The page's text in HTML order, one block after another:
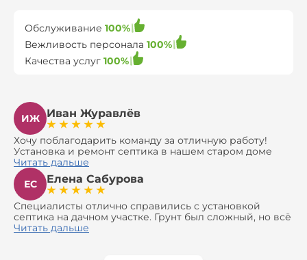
Обслуживание 100%
Вежливость персонала 100%
Качества услуг 100%
ИЖ Иван Журавлёв
Хочу поблагодарить команду за отличную работу!
Установка и ремонт септика в нашем старом доме
оказались сложной задачей, но ребята справились на
все 100%. Всё сделали аккуратно и профессионально.
Давали полезные рекомендации, не пытались
навязать ничего лишнего, помогли с выбором и
доставкой материалов, что позволило нам
сэкономить. Выполнили монтаж и демонтаж
оборудования, заменили трубы, обновили
Читать дальше
ЕС
Елена Сабурова
Специалисты отлично справились с установкой
септика на дачном участке. Грунт был сложный, но всё
сделали быстро и аккуратно. Помогли выбрать
Читать дальше